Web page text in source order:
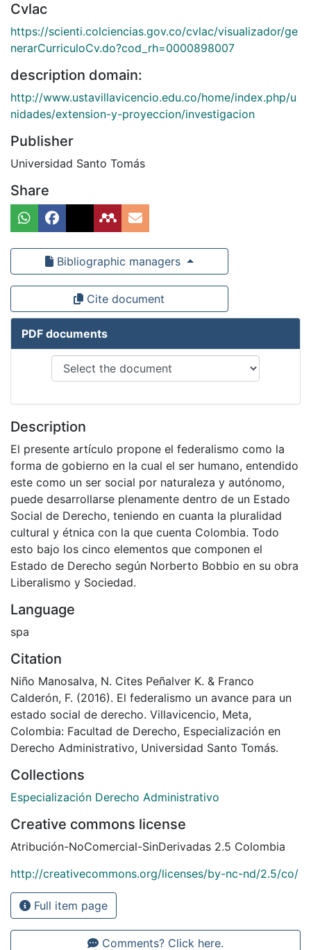
Cvlac
https://scienti.colciencias.gov.co/cvlac/visualizador/ge
nerarCurriculoCv.do?cod_rh=0000898007
description domain:
http://www.ustavillavicencio.edu.co/home/index.php/u
nidades/extension-y-proyeccion/investigacion
Publisher
Universidad Santo Tomás
Share
Bibliographic managers
Cite document
PDF documents
Description
El presente artículo propone el federalismo como la
forma de gobierno en la cual el ser humano, entendido
este como un ser social por naturaleza y autónomo,
puede desarrollarse plenamente dentro de un Estado
Social de Derecho, teniendo en cuanta la pluralidad
cultural y étnica con la que cuenta Colombia. Todo
esto bajo los cinco elementos que componen el
Estado de Derecho según Norberto Bobbio en su obra
Liberalismo y Sociedad.
Language
spa
Citation
Niño Manosalva, N. Cites Peñalver K. & Franco
Calderón, F. (2016). El federalismo un avance para un
estado social de derecho. Villavicencio, Meta,
Colombia: Facultad de Derecho, Especialización en
Derecho Administrativo, Universidad Santo Tomás.
Collections
Especialización Derecho Administrativo
Creative commons license
Atribución-NoComercial-SinDerivadas 2.5 Colombia
http://creativecommons.org/licenses/by-nc-nd/2.5/co/
Full item page
Comments? Click here.